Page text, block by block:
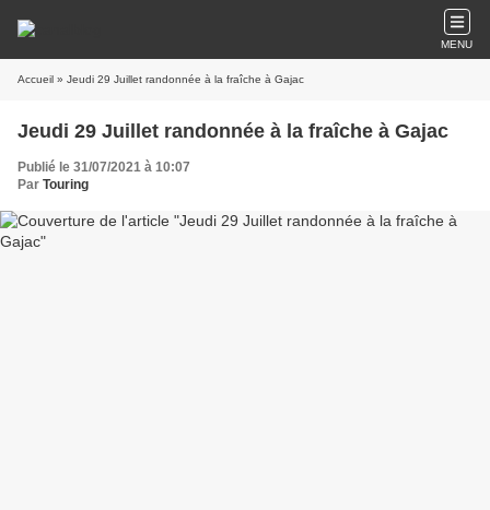
MENU
Accueil » Jeudi 29 Juillet randonnée à la fraîche à Gajac
Jeudi 29 Juillet randonnée à la fraîche à Gajac
Publié le 31/07/2021 à 10:07
Par Touring